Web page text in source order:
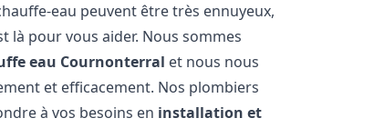
eau peuvent être très ennuyeux,
là pour vous aider. Nous sommes
eau Cournonterral et nous nous
et efficacement. Nos plombiers
à vos besoins en installation et